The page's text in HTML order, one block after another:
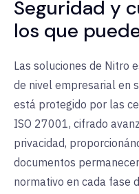
Seguridad y
los que
Las soluciones de Nitro
de nivel empresarial en
está protegido por las
ISO 27001, cifrado
privacidad,
documentos
normativo en cada fase